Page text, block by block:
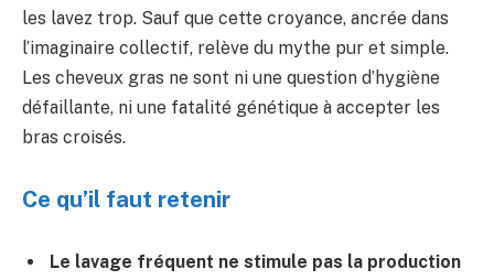
les lavez trop. Sauf que cette croyance, ancrée dans
l’imaginaire collectif, relève du mythe pur et simple.
Les cheveux gras ne sont ni une question d’hygiène
défaillante, ni une fatalité génétique à accepter les
bras croisés.
Ce qu’il faut retenir
Le lavage fréquent ne stimule pas la production